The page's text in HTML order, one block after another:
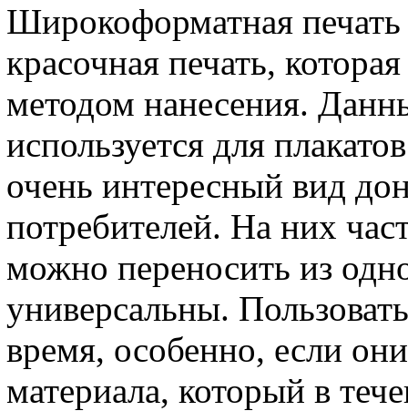
Широкоформатная печать
красочная печать,
методом нанесения.
используется для
очень интересный вид
потребителей. На них
можно переносить из
универсальны.
время, особенно, если
материала, который в